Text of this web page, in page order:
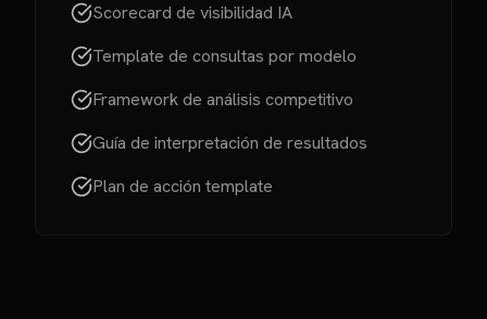
Scorecard de visibilidad IA
Template de consultas por modelo
Framework de análisis competitivo
Guía de interpretación de resultados
Plan de acción template